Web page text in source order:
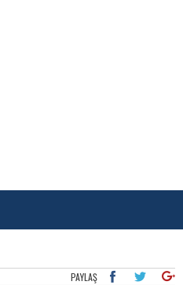
PAYLAŞ